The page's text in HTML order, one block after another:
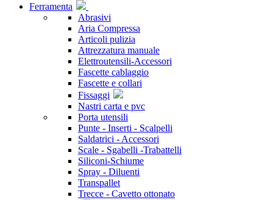
Ferramenta
Abrasivi
Aria Compressa
Articoli pulizia
Attrezzatura manuale
Elettroutensili-Accessori
Fascette cablaggio
Fascette e collari
Fissaggi
Nastri carta e pvc
Porta utensili
Punte - Inserti - Scalpelli
Saldatrici - Accessori
Scale - Sgabelli -Trabattelli
Siliconi-Schiume
Spray - Diluenti
Transpallet
Trecce - Cavetto ottonato